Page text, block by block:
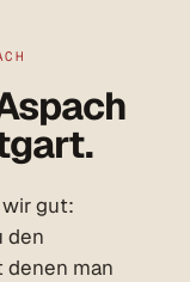
gut:
den
denen man